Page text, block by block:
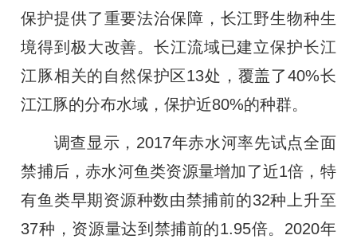
保护提供了重要法治保障，长江野生物种生
境得到极大改善。长江流域已建立保护长江
江豚相关的自然保护区13处，覆盖了40%长
江江豚的分布水域，保护近80%的种群。
调查显示，2017年赤水河率先试点全面
禁捕后，赤水河鱼类资源量增加了近1倍，特
有鱼类早期资源种数由禁捕前的32种上升至
37种，资源量达到禁捕前的1.95倍。2020年